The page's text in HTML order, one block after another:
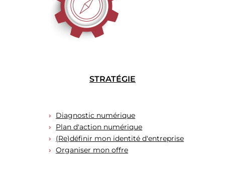
STRATÉGIE
Diagnostic numérique
Plan d'action numérique
(Re)définir mon identité d'entreprise
Organiser mon offre